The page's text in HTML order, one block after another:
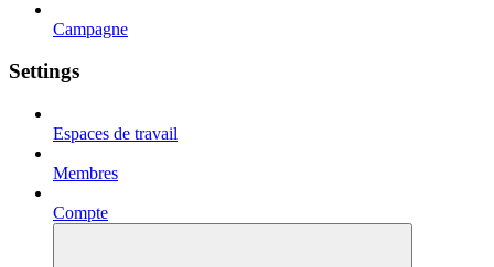
Campagne
Settings
Espaces de travail
Membres
Compte